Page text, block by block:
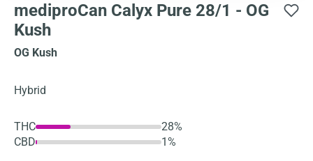
mediproCan Calyx Pure 28/1 - OG
Kush
OG Kush
Hybrid
THC
28%
CBD
1%